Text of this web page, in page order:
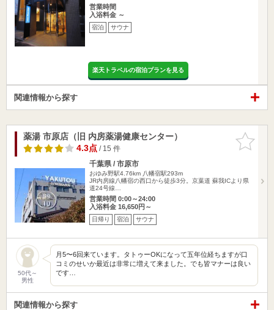
営業時間
入浴料金 ～
宿泊 サウナ
楽天トラベルの宿泊プランを見る
関連情報から探す
お気に入
りに追加
薬湯 市原店（旧 内房薬湯健康センター）
4.3点/ 15 件
千葉県 / 市原市
おゆみ野駅4.76km 八幡宿駅293m
JR内房線八幡宿の西口から徒歩3分。京葉道 蘇我ICより県
道24号線…
営業時間 0:00～24:00
入浴料金 16,650円～
日帰り 宿泊 サウナ
50代～
男性
月5〜6回来ています。タトゥーOKになって五年位経ちますが口
コミのせいか最近は非常に増えて来ました。でも皆マナーは良い
です…
関連情報から探す